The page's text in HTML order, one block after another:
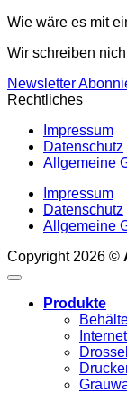
Wie wäre es mit
Wir schreiben
Newsletter
Rechtliches
Impressum
Datenschutz
Allgemeine
Impressum
Datenschutz
Allgemeine
Copyright 2026 ©
Produkte